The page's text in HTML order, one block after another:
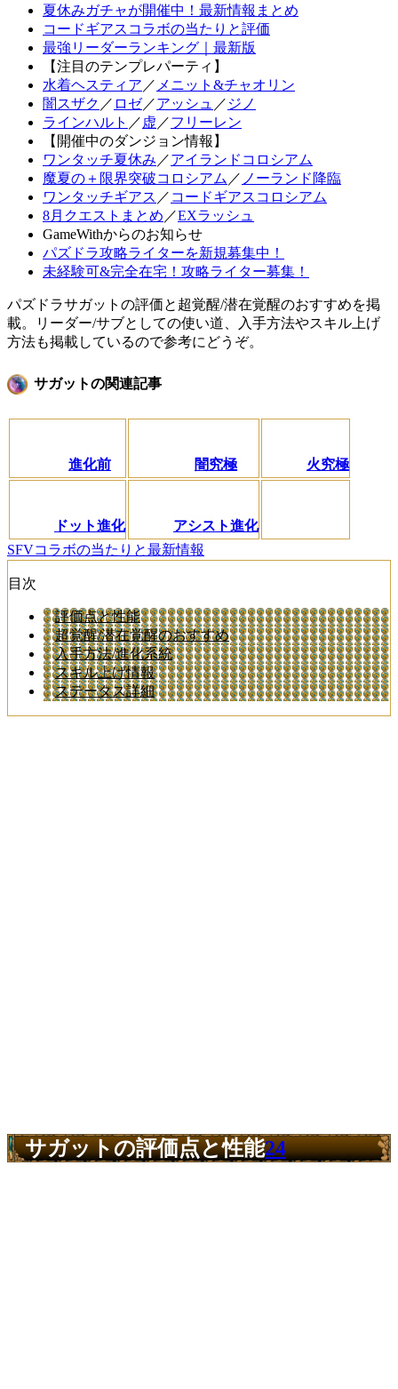
夏休みガチャが開催中！最新情報まとめ
コードギアスコラボの当たりと評価
最強リーダーランキング｜最新版
【注目のテンプレパーティ】
水着ヘスティア ／ メニット&チャオリン
闇スザク ／ ロゼ／アッシュ ／ ジノ
ラインハルト ／ 虚 ／フリーレン
【開催中のダンジョン情報】
ワンタッチ夏休み ／アイランドコロシアム
魔夏の＋限界突破コロシアム ／ ノーランド降臨
ワンタッチギアス ／ コードギアスコロシアム
8月クエストまとめ ／EXラッシュ
GameWithからのお知らせ
パズドラ攻略ライターを新規募集中！
未経験可&完全在宅！攻略ライター募集！
パズドラサガットの評価と超覚醒/潜在覚醒のおすすめを掲
載。リーダー/サブとしての使い道、入手方法やスキル上げ
方法も掲載しているので参考にどうぞ。
サガットの関連記事
進化前 闇究極 火究極
ドット進化
アシスト進化
SFVコラボの当たりと最新情報
目次
評価点と性能
超覚醒/潜在覚醒のおすすめ
入手方法/進化系統
スキル上げ情報
ステータス詳細
サガットの評価点と性能24